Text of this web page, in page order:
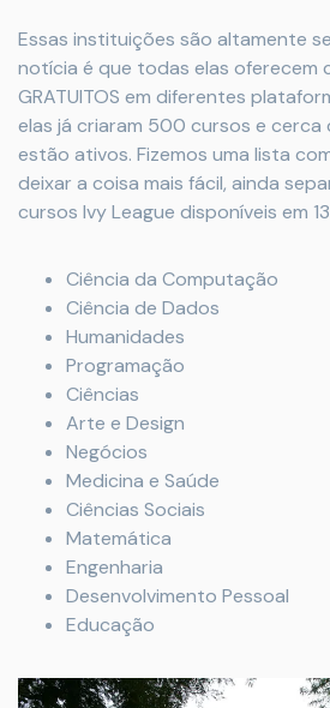
Essas instituições são altamente
notícia é que todas elas oferecem
GRATUITOS em diferentes
elas já criaram 500 cursos e
estão ativos. Fizemos uma lista
deixar a coisa mais fácil, ainda
cursos Ivy League disponíveis em
Ciência da Computação
Ciência de Dados
Humanidades
Programação
Ciências
Arte e Design
Negócios
Medicina e Saúde
Ciências Sociais
Matemática
Engenharia
Desenvolvimento Pessoal
Educação